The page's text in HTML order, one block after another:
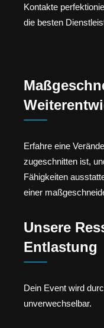
Kontakte
die besten
Erfahre eine
zugeschnitten ist,
Fähigkeiten
einer
Unsere
Entlastung
Dein Event wird
unverwechselbar.